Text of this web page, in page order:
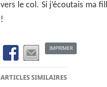
vers le col. Si j’écoutais ma
!
IMPRIMER
ARTICLES SIMILAIRES